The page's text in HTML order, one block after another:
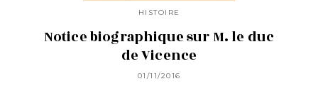
HISTOIRE
Notice biographique sur M. le duc
de Vicence
01/11/2016